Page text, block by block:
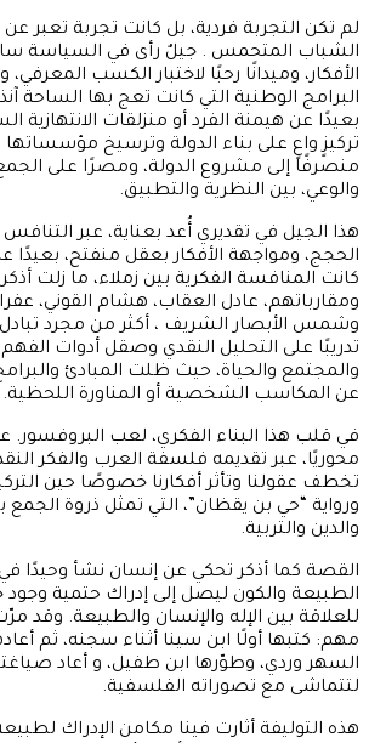
لم تكن التجربة فردية، بل كانت تجربة تعبر
الشباب المتحمس . جيلٌ رأى في السياسة
الأفكار، وميدانًا رحبًا لاختبار الكسب
البرامج الوطنية التي كانت تعج بها الساحة
بعيدًا عن هيمنة الفرد أو منزلقات
تركيزٍ واعٍ على بناء الدولة وترسيخ مؤسساتها
منصرفًا إلى مشروع الدولة، ومصرًا على
والوعي، بين النظرية والتطبيق.
هذا الجيل في تقديري أُعد بعناية، عبر
الحجج، ومواجهة الأفكار بعقل منفتح، بعيدًا
كانت المنافسة الفكرية بين زملاء، ما زلت
ومقارباتهم، عادل العقاب، هشام القوني،
وشمس الأبصار الشريف ، أكثر من مجرد
تدريبًا على التحليل النقدي وصقل أدوات
والمجتمع والحياة، حيث ظلت المبادئ
عن المكاسب الشخصية أو المناورة اللحظية.
في قلب هذا البناء الفكري، لعب البروفسور.
محوريًا، عبر تقديمه فلسفة العرب والفكر
تخطف عقولنا وتأثر أفكارنا خصوصًا حين
ورواية “حي بن يقظان”، التي تمثل ذروة الجمع
والدين والتربية.
القصة كما أذكر تحكي عن إنسان نشأ وحيدًا
الطبيعة والكون ليصل إلى إدراك حتمية
للعلاقة بين الإله والإنسان والطبيعة. وقد
مهم: كتبها أولًا ابن سينا أثناء سجنه، ثم
السهر وردي، وطوّرها ابن طفيل، و أعاد
لتتماشى مع تصوراته الفلسفية.
هذه التوليفة أثارت فينا مكامن الإدراك